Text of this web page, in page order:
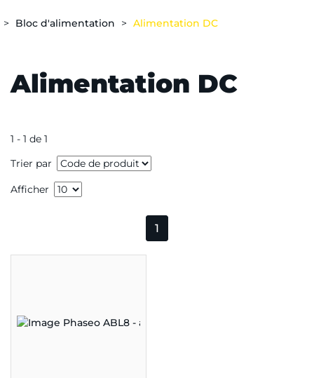
Bloc d'alimentation Alimentation DC
Alimentation DC
1 - 1 de 1
Trier par
Afficher
1